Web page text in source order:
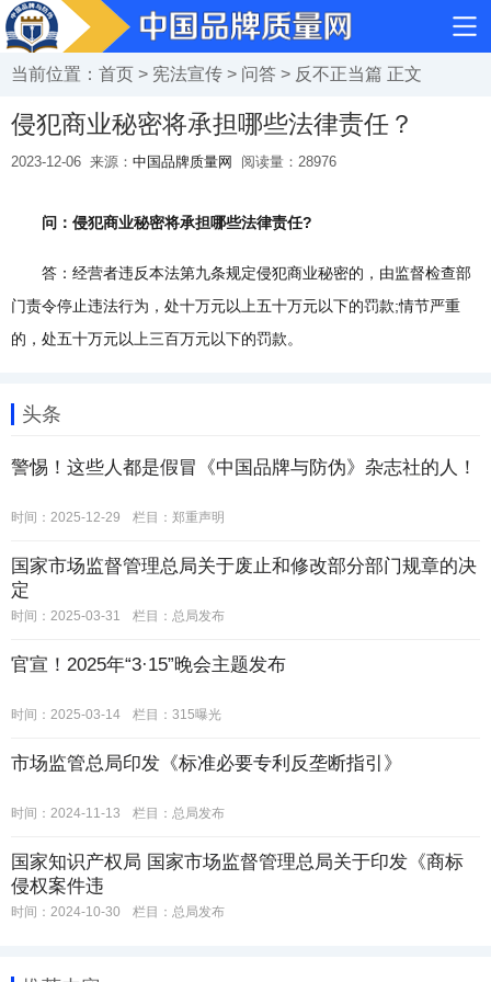
当前位置： 首页 > 宪法宣传 > 问答 > 反不正当篇 正文
侵犯商业秘密将承担哪些法律责任？
2023-12-06 来源： 中国品牌质量网 阅读量： 28976
问：侵犯商业秘密将承担哪些法律责任?
答：经营者违反本法第九条规定侵犯商业秘密的，由监督检查部
门责令停止违法行为，处十万元以上五十万元以下的罚款;情节严重
的，处五十万元以上三百万元以下的罚款。
头条
警惕！这些人都是假冒《中国品牌与防伪》杂志社的人！
时间：2025-12-29 栏目： 郑重声明
国家市场监督管理总局关于废止和修改部分部门规章的决
定
时间：2025-03-31 栏目： 总局发布
官宣！2025年“3·15”晚会主题发布
时间：2025-03-14 栏目： 315曝光
市场监管总局印发《标准必要专利反垄断指引》
时间：2024-11-13 栏目： 总局发布
国家知识产权局 国家市场监督管理总局关于印发《商标
侵权案件违
时间：2024-10-30 栏目： 总局发布